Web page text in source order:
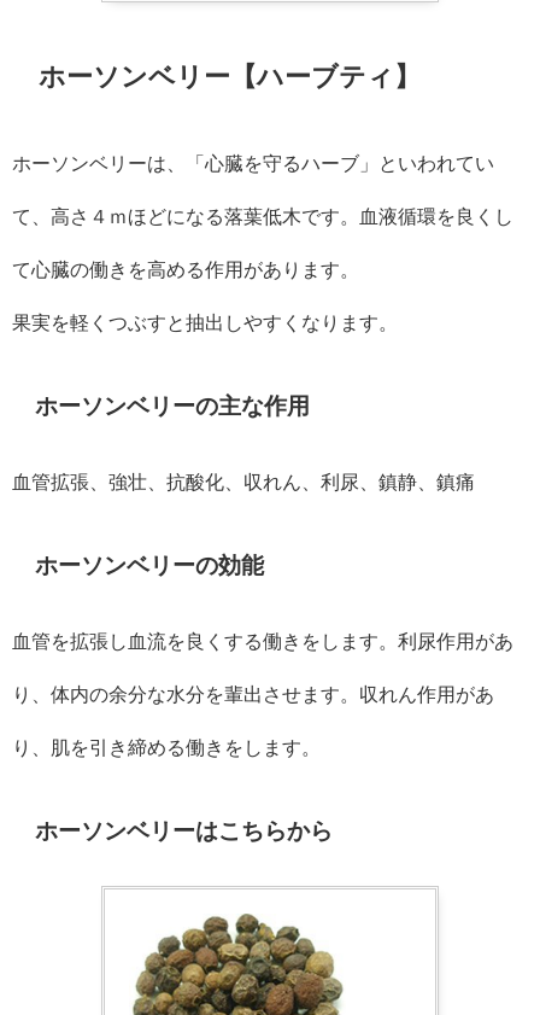
ホーソンベリー【ハーブティ】
ホーソンベリーは、「心臓を守るハーブ」といわれてい
て、高さ４ｍほどになる落葉低木です。血液循環を良くし
て心臓の働きを高める作用があります。
果実を軽くつぶすと抽出しやすくなります。
ホーソンベリーの主な作用
血管拡張、強壮、抗酸化、収れん、利尿、鎮静、鎮痛
ホーソンベリーの効能
血管を拡張し血流を良くする働きをします。利尿作用があ
り、体内の余分な水分を輩出させます。収れん作用があ
り、肌を引き締める働きをします。
ホーソンベリーはこちらから